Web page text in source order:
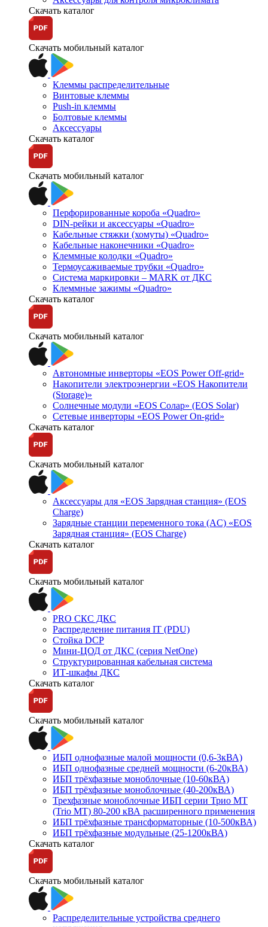
Скачать каталог
Скачать мобильный каталог
Клеммы распределительные
Винтовые клеммы
Push-in клеммы
Болтовые клеммы
Аксессуары
Скачать каталог
Скачать мобильный каталог
Перфорированные короба «Quadro»
DIN-рейки и аксессуары «Quadro»
Кабельные стяжки (хомуты) «Quadro»
Кабельные наконечники «Quadro»
Клеммные колодки «Quadro»
Термоусаживаемые трубки «Quadro»
Система маркировки – MARK от ДКС
Клеммные зажимы «Quadro»
Скачать каталог
Скачать мобильный каталог
Автономные инверторы «EOS Power Off-grid»
Накопители электроэнергии «EOS Накопители
(Storage)»
Солнечные модули «EOS Солар» (EOS Solar)
Сетевые инверторы «EOS Power On-grid»
Скачать каталог
Скачать мобильный каталог
Аксессуары для «EOS Зарядная станция» (EOS
Charge)
Зарядные станции переменного тока (AC) «EOS
Зарядная станция» (EOS Charge)
Скачать каталог
Скачать мобильный каталог
PRO СКС ДКС
Распределение питания IT (PDU)
Стойка DCP
Мини-ЦОД от ДКС (серия NetOne)
Структурированная кабельная система
ИТ-шкафы ДКС
Скачать каталог
Скачать мобильный каталог
ИБП однофазные малой мощности (0,6-3кВА)
ИБП однофазные средней мощности (6-20кВА)
ИБП трёхфазные моноблочные (10-60кВА)
ИБП трёхфазные моноблочные (40-200кВА)
Трехфазные моноблочные ИБП серии Трио МТ
(Trio MT) 80-200 кВА расширенного применения
ИБП трёхфазные трансформаторные (10-500кВА)
ИБП трёхфазные модульные (25-1200кВА)
Скачать каталог
Скачать мобильный каталог
Распределительные устройства среднего